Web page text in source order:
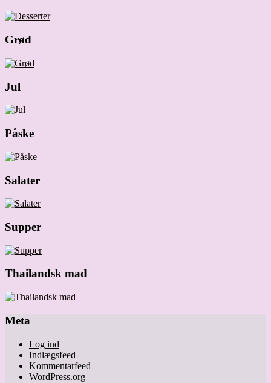
Grød
Jul
Påske
Salater
Supper
Thailandsk mad
Meta
Log ind
Indlægsfeed
Kommentarfeed
WordPress.org